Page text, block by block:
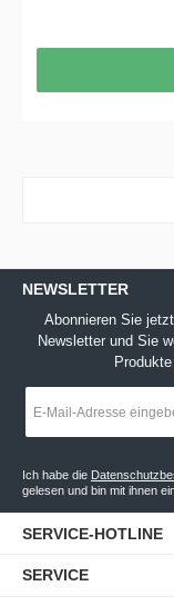
NEWSLETTER
Abonnieren Sie
Newsletter und Sie
Mail-
*
Ich habe die
gelesen und bin mit ihnen
SERVICE-HOTLINE
SERVICE